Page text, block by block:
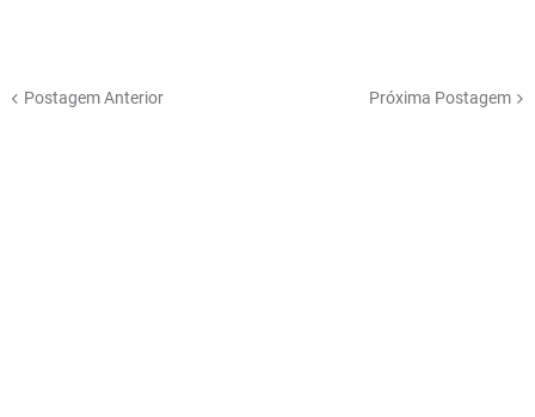
Postagem Anterior Próxima Postagem